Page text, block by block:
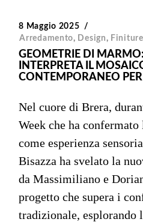
8 Maggio 2025
Arredamento, Design, Finiture
GEOMETRIE DI
INTERPRETA IL
CONTEMPORANEO
Nel cuore di Brera,
Week che ha
come esperienza
Bisazza ha svelato la
da Massimiliano e
progetto che supera i
tradizionale, esplorando